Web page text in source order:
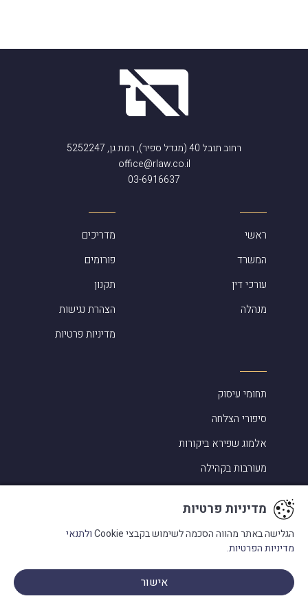
רחוב תובל 40 (מגדל ספיר), רמת גן, 5252247
office@rlaw.co.il
03-6916637
ראשי
המשרד
עורכי דין
מנהלה
מדריכים
פורומים
תקנון
הצהרת נגישות
מדיניות פרטיות
תחומי עיסוק
סיפורי הצלחה
אלמוג שפירא ביקורות
מעורבות בקהילה
בתקשורת
פנו אלינו
מדיניות פרטיות
הגלישה באתר מהווה הסכמה לשימוש בקבצי Cookie
ולתנאי
מדיניות הפרטיות.
אישור